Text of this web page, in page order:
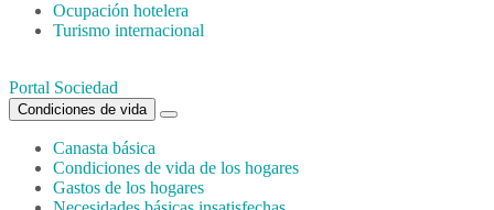
Ocupación hotelera
Turismo internacional
Portal Sociedad
Condiciones de vida
Canasta básica
Condiciones de vida de los hogares
Gastos de los hogares